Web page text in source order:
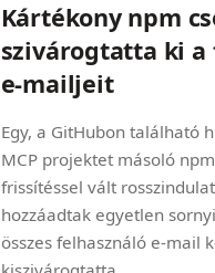
Kártékony npm
szivárogtatta ki a
e-mailjeit
Egy, a GitHubon található
MCP projektet másoló
frissítéssel vált
hozzáadtak egyetlen
összes felhasználó e-mail